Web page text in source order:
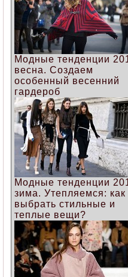
Модные тенденции
весна. Создаем
особенный весенний
гардероб
Модные тенденции
зима. Утепляемся: как
выбрать стильные и
теплые вещи?